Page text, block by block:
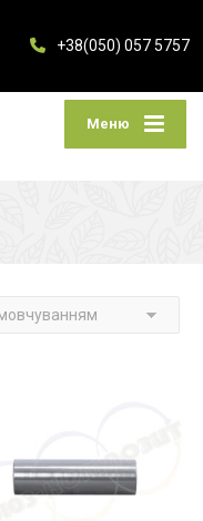
+38(050) 057 5757
Меню